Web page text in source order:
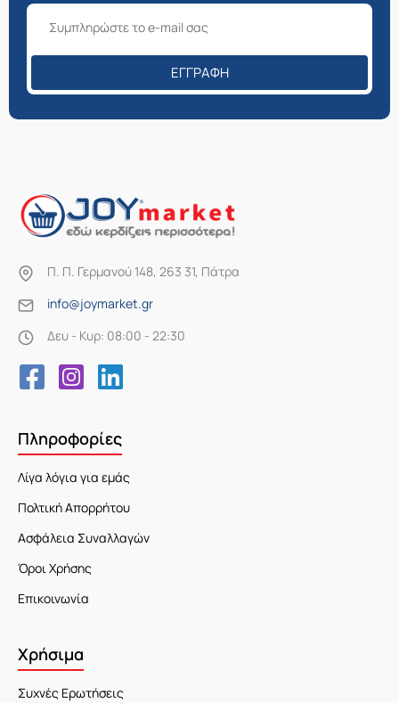
σελίδα
του
ΕΓΓΡΑΦΉ
Π. Π. Γερμανού 148, 263 31, Πάτρα
info@joymarket.gr
Δευ - Κυρ: 08:00 - 22:30
Πληροφορίες
Λίγα λόγια για εμάς
Πολτική Απορρήτου
Ασφάλεια Συναλλαγών
Όροι Χρήσης
Επικοινωνία
Χρήσιμα
Συχνές Ερωτήσεις